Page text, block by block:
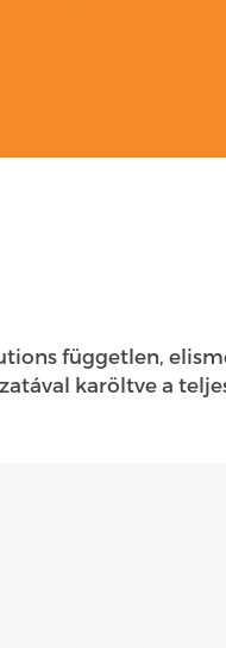
független,
karöltve a